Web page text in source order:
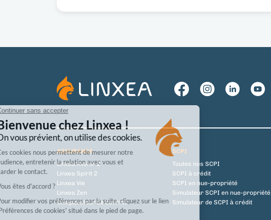
ASSURANCE
Linxea Avenir 2
Linxea Spirit 2
Linxea Vie
Linxea Zen
Comparateur de contrat
SCPI
Toutes nos SCPI
SCPI à crédit
SCPI en nue-propriété
Simulateur SCPI en nue-propriété
Simulateur de SCPI à crédit